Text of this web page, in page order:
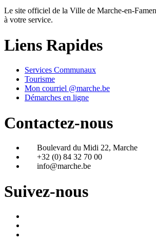
Le site officiel de la Ville de Marche-en-
à votre service.
Liens Rapides
Services Communaux
Tourisme
Mon courriel @marche.be
Démarches en ligne
Contactez-nous
Boulevard du Midi 22, Marche
+32 (0) 84 32 70 00
info@marche.be
Suivez-nous